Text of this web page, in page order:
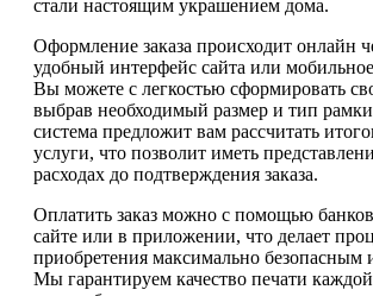
стали настоящим украшением дома.
Оформление заказа происходит онлайн
удобный интерфейс сайта или
Вы можете с легкостью сформировать
выбрав необходимый размер и тип
система предложит вам рассчитать
услуги, что позволит иметь
расходах до подтверждения заказа.
Оплатить заказ можно с помощью
сайте или в приложении, что делает
приобретения максимально
Мы гарантируем качество печати